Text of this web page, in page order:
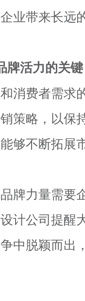
业带来长远
牌活力的关键
消费者需求
策略，以保
够不断拓展
牌力量需要
计公司提醒
中脱颖而出